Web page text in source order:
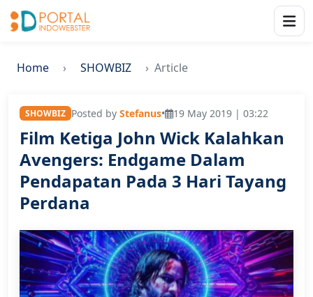
Home SHOWBIZ Article
SHOWBIZ Posted by Stefanus• 19 May 2019 | 03:22
Film Ketiga John Wick Kalahkan
Avengers: Endgame Dalam
Pendapatan Pada 3 Hari Tayang
Perdana